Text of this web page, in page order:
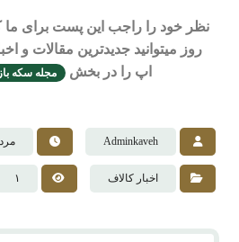
نظر خود را راجب این پست برای ما
روز میتوانید جدیدترین مقالات و
اپ را در بخش
مجله سکه باز
Adminkaveh مرداد
اخبار کالاف ۱